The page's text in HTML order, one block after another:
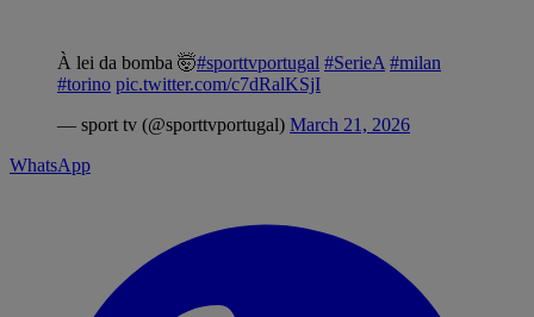
À lei da bomba 🤯#sporttvportugal #SerieA #milan
#torino pic.twitter.com/c7dRalKSjI
— sport tv (@sporttvportugal) March 21, 2026
WhatsApp